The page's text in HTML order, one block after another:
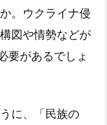
。ウクライナ侵
図や情勢などが
要があるでしょ
に、「民族の